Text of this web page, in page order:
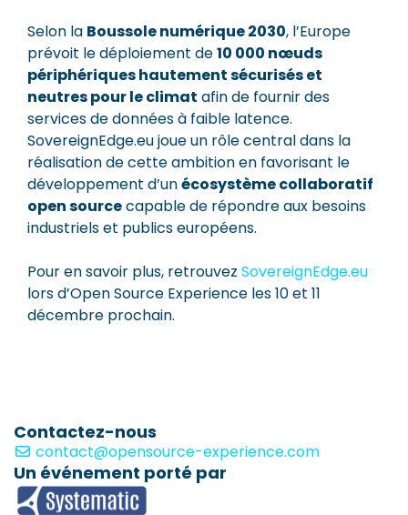
Selon la Boussole numérique 2030, l’Europe
prévoit le déploiement de10 000 nœuds
périphériques hautement sécurisés et
neutres pour le climat afin de fournir des
services de données à faible latence.
SovereignEdge.eu joue un rôle central dans la
réalisation de cette ambition en favorisant le
développement d’unécosystème collaboratif
open sourcecapable de répondre aux besoins
industriels et publics européens.
Pour en savoir plus, retrouvez SovereignEdge.eu
lors d’Open Source Experience les 10 et 11
décembre prochain.
Contactez-nous
contact@opensource-experience.com
Un événement porté par